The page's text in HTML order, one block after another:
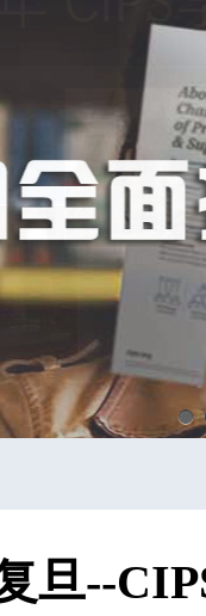
1
旦--